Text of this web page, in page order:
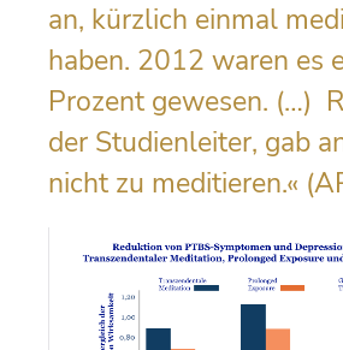
an, kürzlich einmal
haben. 2012 waren es
Prozent gewesen. (…)
der Studienleiter, gab
nicht zu meditieren.«